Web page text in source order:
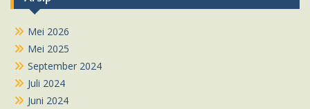
Mei 2026
Mei 2025
September 2024
Juli 2024
Juni 2024